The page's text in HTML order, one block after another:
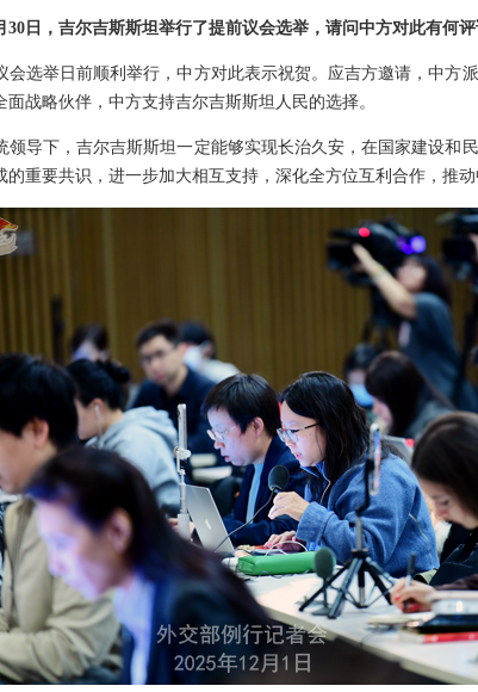
30日，吉尔吉斯斯坦举行了提前议会选举，请问中方对此有何评
会选举日前顺利举行，中方对此表示祝贺。应吉方邀请，中方
战略伙伴，中方支持吉尔吉斯斯坦人民的选择。
领导下，吉尔吉斯斯坦一定能够实现长治久安，在国家建设和
重要共识，进一步加大相互支持，深化全方位互利合作，推